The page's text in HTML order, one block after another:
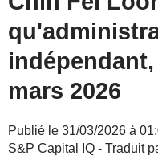
mars 2026
Publié le 31/03/2026 à
S&P Capital IQ - Traduit